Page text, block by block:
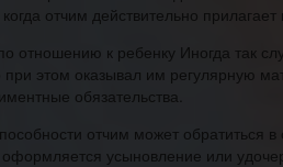
отчим действительно прилагает
отношению к ребенку Иногда так
при этом оказывал им регулярную
обязательства.
отчим может
усыновление или